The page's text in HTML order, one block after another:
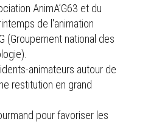
AnimA’G63 et du
de l'animation
(Groupement national des
animateurs autour de
restitution en grand
pour favoriser les